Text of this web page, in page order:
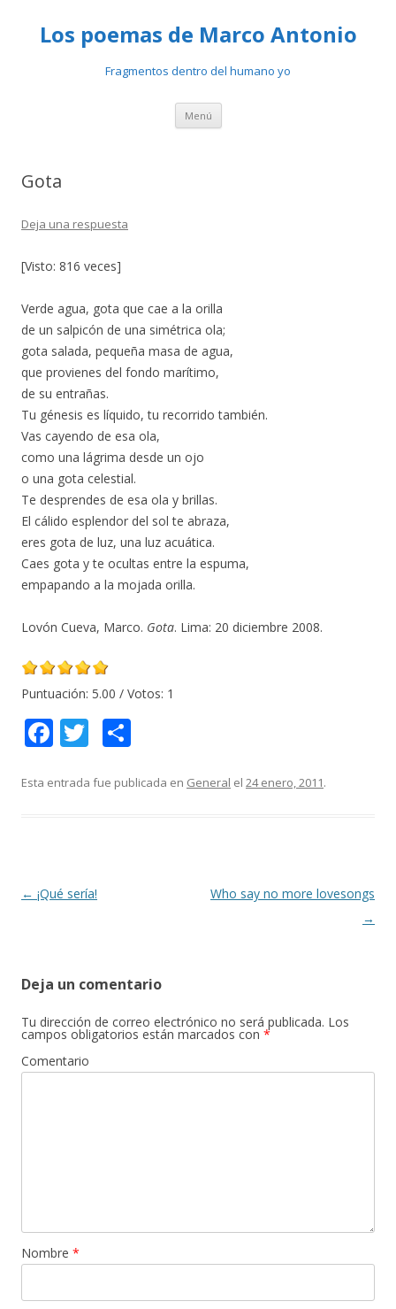
Los poemas de Marco Antonio
Fragmentos dentro del humano yo
Menú Ir
contenido
Gota
Deja una respuesta
[Visto: 816 veces]
Verde agua, gota que cae a la orilla
de un salpicón de una simétrica ola;
gota salada, pequeña masa de agua,
que provienes del fondo marítimo,
de su entrañas.
Tu génesis es líquido, tu recorrido también.
Vas cayendo de esa ola,
como una lágrima desde un ojo
o una gota celestial.
Te desprendes de esa ola y brillas.
El cálido esplendor del sol te abraza,
eres gota de luz, una luz acuática.
Caes gota y te ocultas entre la espuma,
empapando a la mojada orilla.
Lovón Cueva, Marco. Gota. Lima: 20 diciembre 2008.
Puntuación: 5.00 / Votos: 1
F
e
k
T
itt m
Esta entrada fue publicada en General el 24 enero, 2011.
Navegación
← ¡Qué sería!
Who say no more lovesongs
→
Deja un comentario
Tu dirección de correo electrónico no será publicada. Los
campos obligatorios están marcados con *
Comentario
Nombre *